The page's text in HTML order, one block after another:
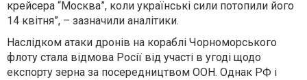
крейсера “Москва”, коли українські сили потопили його
14 квітня”, – зазначили аналітики.
Наслідком атаки дронів на кораблі Чорноморського
флоту стала відмова Росії від участі в угоді щодо
експорту зерна за посередництвом ООН. Однак РФ і